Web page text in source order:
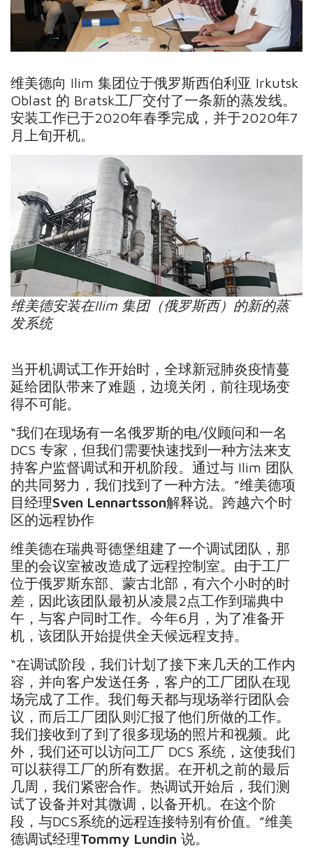
维美德向 Ilim 集团位于俄罗斯西伯利亚 Irkutsk
Oblast 的 Bratsk工厂交付了一条新的蒸发线。
安装工作已于2020年春季完成，并于2020年7
月上旬开机。
维美德安装在Ilim 集团（俄罗斯西）的新的蒸
发系统
当开机调试工作开始时，全球新冠肺炎疫情蔓
延给团队带来了难题，边境关闭，前往现场变
得不可能。
“我们在现场有一名俄罗斯的电/仪顾问和一名
DCS 专家，但我们需要快速找到一种方法来支
持客户监督调试和开机阶段。通过与 Ilim 团队
的共同努力，我们找到了一种方法。”维美德项
目经理Sven Lennartsson解释说。跨越六个时
区的远程协作
维美德在瑞典哥德堡组建了一个调试团队，那
里的会议室被改造成了远程控制室。由于工厂
位于俄罗斯东部、蒙古北部，有六个小时的时
差，因此该团队最初从凌晨2点工作到瑞典中
午，与客户同时工作。今年6月，为了准备开
机，该团队开始提供全天候远程支持。
“在调试阶段，我们计划了接下来几天的工作内
容，并向客户发送任务，客户的工厂团队在现
场完成了工作。我们每天都与现场举行团队会
议，而后工厂团队则汇报了他们所做的工作。
我们接收到了到了很多现场的照片和视频。此
外，我们还可以访问工厂 DCS 系统，这使我们
可以获得工厂的所有数据。在开机之前的最后
几周，我们紧密合作。热调试开始后，我们测
试了设备并对其微调，以备开机。在这个阶
段，与DCS系统的远程连接特别有价值。”维美
德调试经理Tommy Lundin 说。